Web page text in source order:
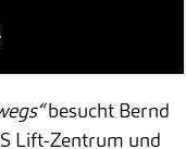
besucht Bernd
Lift-Zentrum und